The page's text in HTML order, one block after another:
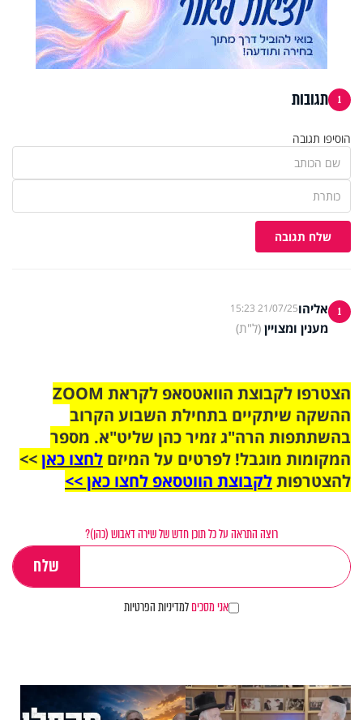
1 תגובות
הוסיפו תגובה
שלח תגובה
1 אליהו21/07/25 15:23
מענין ומצויין (ל"ת)
הצטרפו לקבוצת הוואטסאפ לקראת ZOOM
ההשקה שיתקיים בתחילת השבוע הקרוב
בהשתתפות הרה"ג זמיר כהן שליט"א. מספר
המקומות מוגבל! לפרטים על המיזם לחצו כאן>>
להצטרפותלקבוצת הווטסאפ לחצו כאן >>
רוצה התראה על כל תוכן חדש של שירה דאבוש (כהן)?
אני מסכיםלמדיניות הפרטיות